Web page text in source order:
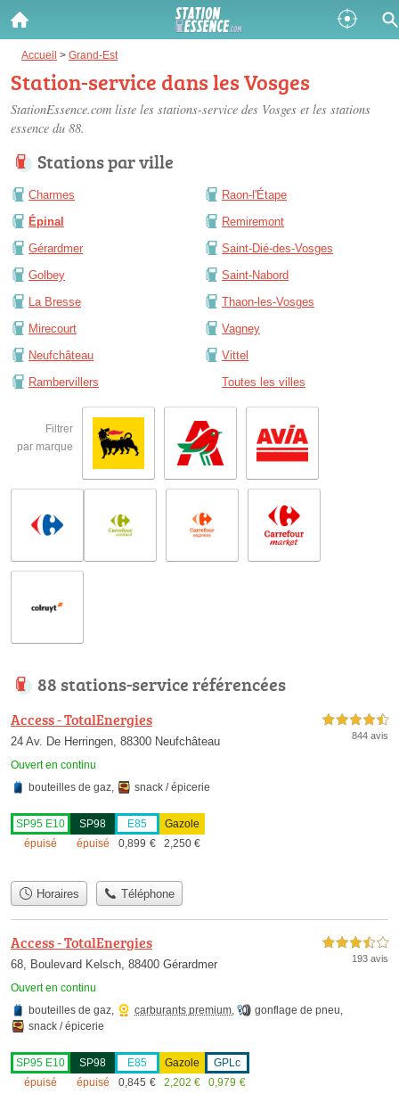
Accueil > Grand-Est
Station-service dans les Vosges
StationEssence.com liste les stations-service des Vosges et les stations
essence du 88.
Stations par ville
Charmes
Épinal
Gérardmer
Golbey
La Bresse
Mirecourt
Neufchâteau
Rambervillers
Raon-l'Étape
Remiremont
Saint-Dié-des-Vosges
Saint-Nabord
Thaon-les-Vosges
Vagney
Vittel
Toutes les villes
Filtrer
par marque
88 stations-service référencées
Access - TotalEnergies
24 Av. De Herringen, 88300 Neufchâteau
Ouvert en continu
4,5 étoiles sur 5
844 avis
bouteilles de gaz, snack / épicerie
SP95 E10
épuisé
SP98
épuisé
E85
0,899 €
Gazole
2,250 €
Horaires Téléphone
Access - TotalEnergies
68, Boulevard Kelsch, 88400 Gérardmer
Ouvert en continu
3,5 étoiles sur 5
193 avis
bouteilles de gaz, carburants premium, gonflage de pneu,
snack / épicerie
SP95 E10
épuisé
SP98
épuisé
E85
0,845 €
Gazole
2,202 €
GPLc
0,979 €
Gazole :
Disponible Épuisé
SP 98 :
Disponible
SP 95 :